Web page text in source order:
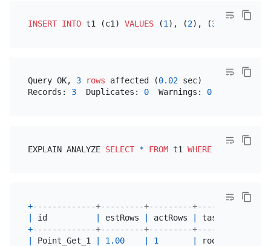
INSERT INTO t1 (c1) VALUES (1 ), (2), (3
Query OK, 3 rows affected (0.02 sec)
Records: 3
  Duplicates:
0
  Warnings:
0
EXPLAIN ANALYZE SELECT * FROM t1 WHERE id 1 ;
+-------------+---------+---------+------
id estRows actRows task
+-------------+---------+---------+------
Point_Get_1 1.00 1 root